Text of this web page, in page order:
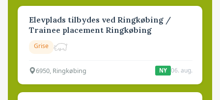
Elevplads tilbydes ved Ringkøbing /
Trainee placement Ringkøbing
Grise
6950, Ringkøbing NY 06. aug.